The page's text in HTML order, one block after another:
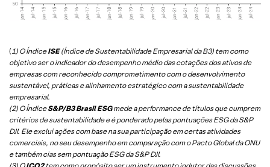
( 1) O ÍndiceISE(Índice de Sustentabilidade Empresarial da B3) tem como
objetivo ser o indicador do desempenho médio das cotações dos ativos de
empresas com reconhecido comprometimento com o desenvolvimento
sustentável, práticas e alinhamento estratégico com a sustentabilidade
empresarial.
(2) O ÍndiceS&P/B3 Brasil ESGmede a performance de títulos que cumprem
critérios de sustentabilidade e é ponderado pelas pontuações ESG da S&P
DJI. Ele exclui ações com base na sua participação em certas atividades
comerciais, no seu desempenho em comparação com o Pacto Global da ONU
e também cias sem pontuação ESG da S&P DJI.